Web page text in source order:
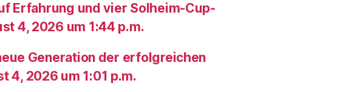
Erfahrung und vier Solheim-Cup-
4, 2026 um 1:44 p.m.
Generation der erfolgreichen
4, 2026 um 1:01 p.m.